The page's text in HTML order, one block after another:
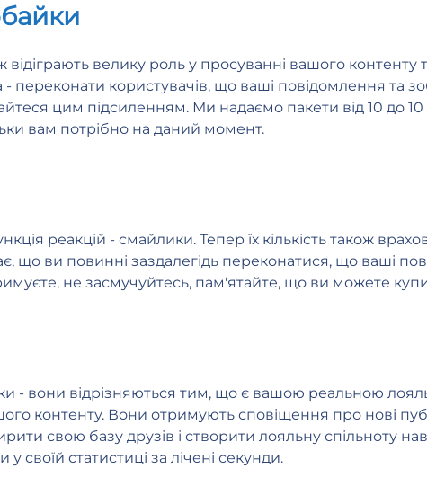
велику роль у просуванні вашого контенту
переконати користувачів, що ваші повідомлення та
цим підсиленням. Ми надаємо пакети від 10 до
вам потрібно на даний момент.
реакцій - смайлики. Тепер їх кількість також
що ви повинні заздалегідь переконатися, що ваші
не засмучуйтесь, пам'ятайте, що ви можете
- вони відрізняються тим, що є вашою реальною
контенту. Вони отримують сповіщення про нові
свою базу друзів і створити лояльну спільноту
своїй статистиці за лічені секунди.